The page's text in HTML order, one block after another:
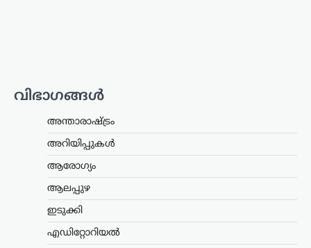
വിഭാഗങ്ങൾ
അന്താരാഷ്ട്രം
അറിയിപ്പുകൾ
ആരോഗ്യം
ആലപ്പുഴ
ഇടുക്കി
എഡിറ്റോറിയൽ
114 റാഫേൽ
ഫ്രാൻസിന്റെ വമ്പൻ
ഓഫർ; 94 എണ്ണം
ഇന്ത്യയിൽ നിർമ്മിക്കും
ന്യൂസ് ഡെസ്ക്
ഓഗസ്റ്റ്‌ 8, 2026
നീക്കമായി 114 റാഫേൽ
യുദ്ധവിമാനങ്ങൾ വാങ്ങാനുള്ള